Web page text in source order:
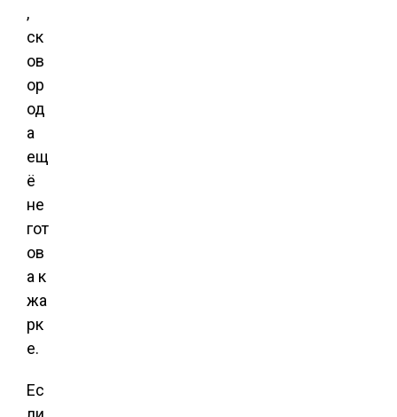
,
ск
ов
ор
од
а
ещ
ё
не
гот
ов
а к
жа
рк
е.
Ес